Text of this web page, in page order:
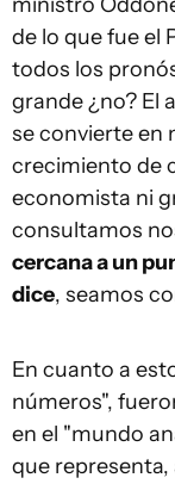
de lo que fue el
todos los
grande ¿no? El
se convierte en
crecimiento de
economista ni
consultamos
cercana a un
dice, seamos
En cuanto a
números",
en el "mundo
que representa,